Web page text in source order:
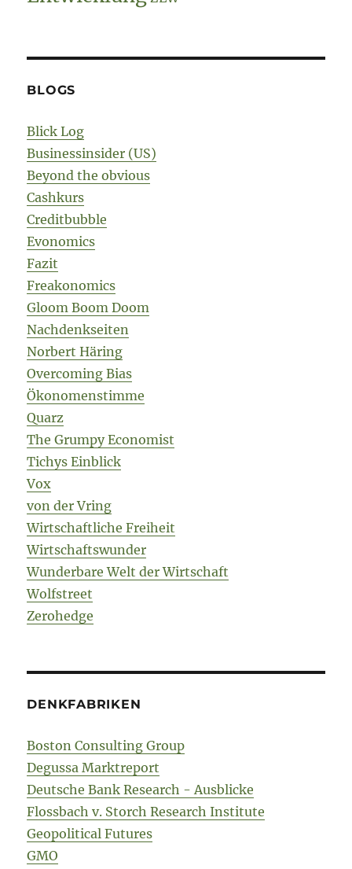
BLOGS
Blick Log
Businessinsider (US)
Beyond the obvious
Cashkurs
Creditbubble
Evonomics
Fazit
Freakonomics
Gloom Boom Doom
Nachdenkseiten
Norbert Häring
Overcoming Bias
Ökonomenstimme
Quarz
The Grumpy Economist
Tichys Einblick
Vox
von der Vring
Wirtschaftliche Freiheit
Wirtschaftswunder
Wunderbare Welt der Wirtschaft
Wolfstreet
Zerohedge
DENKFABRIKEN
Boston Consulting Group
Degussa Marktreport
Deutsche Bank Research - Ausblicke
Flossbach v. Storch Research Institute
Geopolitical Futures
GMO